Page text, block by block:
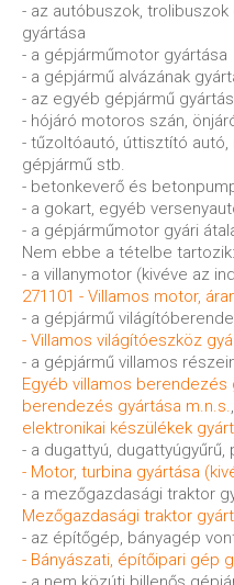
KAPCSOLAT
IRODÁK
- az autóbuszok,
gyártása
- a gépjárműmotor gyártása
- a gépjármű alvázának
- az egyéb gépjármű
- hójáró motoros szán,
- tűzoltóautó, úttisztító
gépjármű stb.
- betonkeverő és
- a gokart, egyéb
- a gépjárműmotor gyári
Nem ebbe a tételbe tartozik:
- a villanymotor (kivéve az
271101 - Villamos motor,
- a gépjármű
- Villamos világítóeszköz
- a gépjármű villamos
Egyéb villamos berendezés
berendezés gyártása m.n.s.,
elektronikai készülékek
- a dugattyú, dugattyúgyűrű,
- Motor, turbina gyártása
- a mezőgazdasági traktor
Mezőgazdasági traktor
- az építőgép, bányagép
- Bányászati, építőipari gép